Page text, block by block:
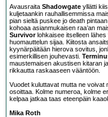
Avausraita Shadowgate yllätti
kuljetaankin rauhallisemmissa
pian sieltä puskee jo death
kohoaa asianmukaisen raa’an
Survivorlohkaisee itselleen lähes
huomauttelun sijaa. Kiitosta
kyynärpäitään hierova sovitus,
esimerkillisen jouhevasti.
maustemaisen akustisen kitaran
rikkautta raskaaseen vääntöön.
Vuodet kuluttavat mutta ne voivat
osoittaa. Kolme numeroa, kolme
kelpaa jatkaa taas eteenpäin
Mika Roth